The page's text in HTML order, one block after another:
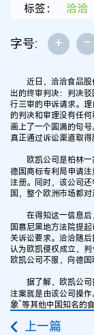
标签： 洽洽
字号: + -
近日，洽洽食品股
出的终审判决：判决
行三审的申诉请求。
的判决和审理没有任
画上了一个圆满的句
真正通过诉讼渠道取得
欧凯公司是柏林一
德国商标专利局申请
注册。同时，该公司
国，整个欧洲市场都对
在得知这一信息后
国慕尼黑地方法院提
关诉讼要求。洽洽随
认为欧凯侵权成立，判
欧凯公司不服，向德
据了解，欧凯公司
注案就是由该公司操作
象”等其他中国知名的
上一篇